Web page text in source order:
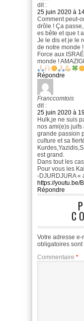
dit :
25 juin 2020 à
Comment peut-
drôle ! Ça
es bête et que t
Je le dis et je le
de notre monde
Force aux
monde !
Répondre
Franccomtois
dit :
25 juin 2020 à
Hulk,je ne suis
nos ami(e)s juifs
grande passion
culture et sa
est grand.
Dans tout les
Pour vous les
-DJURDJURA «
https://youtu.be/
Répondre
Votre adresse
obligatoires
Commentaire *